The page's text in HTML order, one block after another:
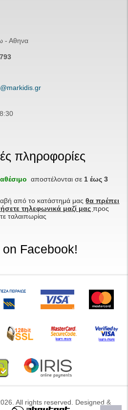
- Αθηνα
πληροφορίες
αποστέλονται σε 1 έως 3
από το κατάστημά μαςθα πρέπει
τηλεφωνικά μαζί μαςπρος
ταλαιπωρίας
Facebook!
All rights reserved. Designed &